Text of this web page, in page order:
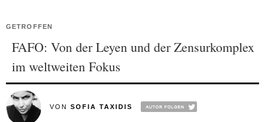
GETROFFEN
FAFO: Von der Leyen und der Zensurkomplex
im weltweiten Fokus
VON SOFIA TAXIDIS